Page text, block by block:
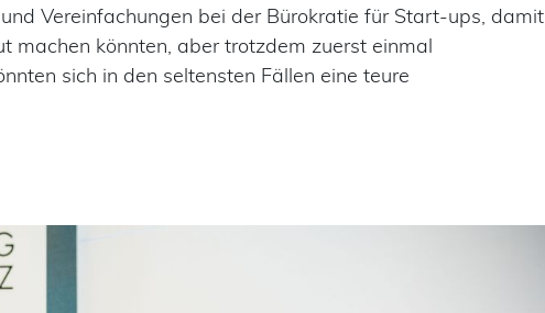
Vereinfachungen bei der Bürokratie für Start-ups, damit
machen könnten, aber trotzdem zuerst einmal
sich in den seltensten Fällen eine teure